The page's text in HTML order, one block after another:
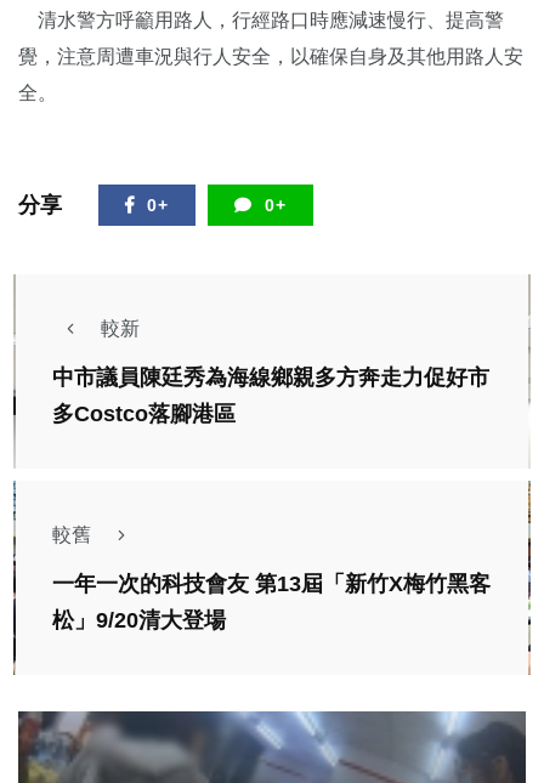
清水警方呼籲用路人，行經路口時應減速慢行、提高警
覺，注意周遭車況與行人安全，以確保自身及其他用路人安
全。
分享 0+ 0+
較新
中市議員陳廷秀為海線鄉親多方奔走力促好市
多Costco落腳港區
較舊
一年一次的科技會友 第13屆「新竹X梅竹黑客
松」9/20清大登場